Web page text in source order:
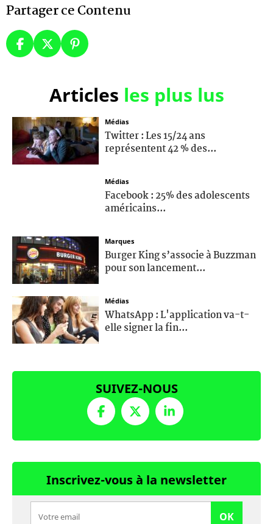
Partager ce Contenu
Articles les plus lus
Médias
Twitter : Les 15/24 ans
représentent 42 % des...
Médias
Facebook : 25% des adolescents
américains...
Marques
Burger King s’associe à Buzzman
pour son lancement...
Médias
WhatsApp : L'application va-t-
elle signer la fin...
SUIVEZ-NOUS
Inscrivez-vous à la newsletter
OK